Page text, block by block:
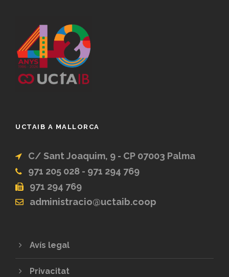
UCTAIB A MALLORCA
C/ Sant Joaquim, 9 - CP 07003 Palma
971 205 028 - 971 294 769
971 294 769
administracio@uctaib.coop
Avís legal
Privacitat